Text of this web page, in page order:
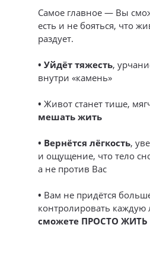
Самое главное — Вы
есть и не бояться, что
раздует.
• Уйдёт тяжесть,
внутри «камень»
• Живот станет тише,
мешать жить
• Вернётся лёгкость,
и ощущение, что тело
а не против Вас
• Вам не придётся
контролировать каждую
сможете ПРОСТО ЖИТЬ